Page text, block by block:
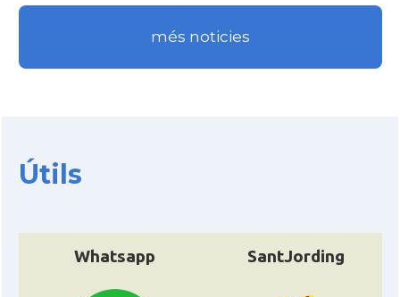
més noticies
Útils
Whatsapp SantJording